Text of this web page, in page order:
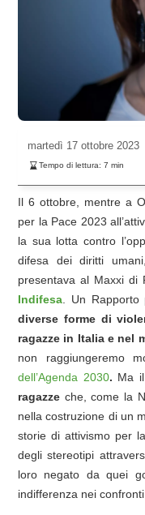
martedì 17 ottobre 2023
Tempo di lettura:7 min
Il 6 ottobre, mentre a
per la Pace 2023
la sua lotta contro
difesa dei diritti
presentava al Maxxi di
Indifesa . Un
diverse forme di
ragazze in Italia e nel
non raggiungeremo
dell’Agenda 2030. Ma
ragazze che, come la
nella costruzione di un
storie di attivismo per
degli stereotipi
loro negato da quei
indifferenza nei